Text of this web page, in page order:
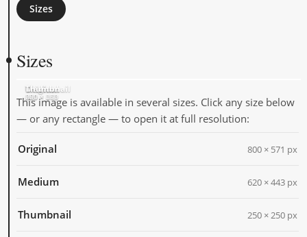
Sizes
Sizes
Original
800 × 571
Medium
620 × 443
Thumbnail
250 × 250
This image is available in several sizes. Click any size below
— or any rectangle — to open it at full resolution:
Original 800 × 571 px
Medium 620 × 443 px
Thumbnail 250 × 250 px